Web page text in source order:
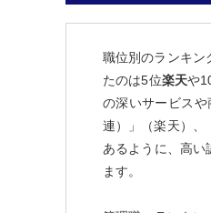
職位別のランキン
たのは5位楽天や
の深いサービス
連）」（楽天）、
あるように、高
ます。